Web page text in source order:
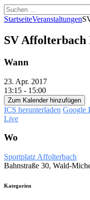
Suchen
nach:
StartseiteVeranstaltungen
SV
Wann
23. Apr. 2017
13:15 - 15:00
Zum Kalender hinzufügen
ICS herunterladen Google
Live
Wo
Sportplatz Affolterbach
Bahnstraße 30, Wald-
Kategorien